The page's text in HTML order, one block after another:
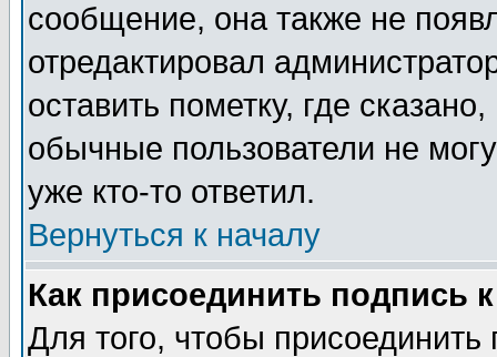
сообщение, она также не
отредактировал
оставить пометку, где
обычные пользователи не
уже кто-то ответил.
Вернуться к началу
Как присоединить подпись
Для того, чтобы